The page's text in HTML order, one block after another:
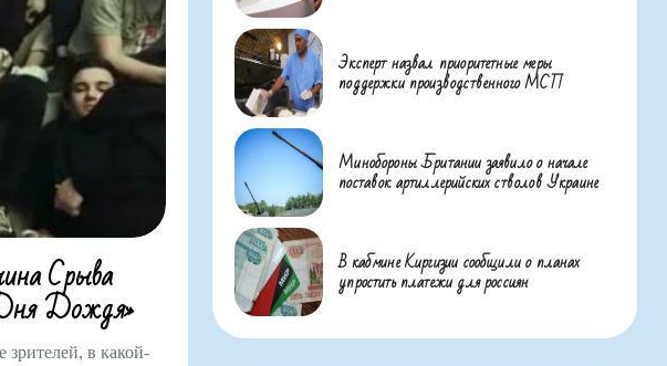
Срыва
Дождя»
в какой-
Эксперт назвал приоритетные меры
поддержки производственного МСП
Минобороны Британии заявило о начале
поставок артиллерийских стволов Украине
В кабмине Киргизии сообщили о планах
упростить платежи для россиян